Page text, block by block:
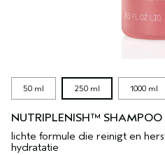
50 ml 250 ml 1000 ml
NUTRIPLENISH™ SHAMPOO
lichte formule die reinigt en
hydratatie